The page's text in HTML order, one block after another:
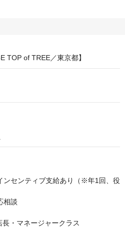
TOP of TREE／東京都】
ンセンティブ支給あり（※年1回、役
相談
・マネージャークラス